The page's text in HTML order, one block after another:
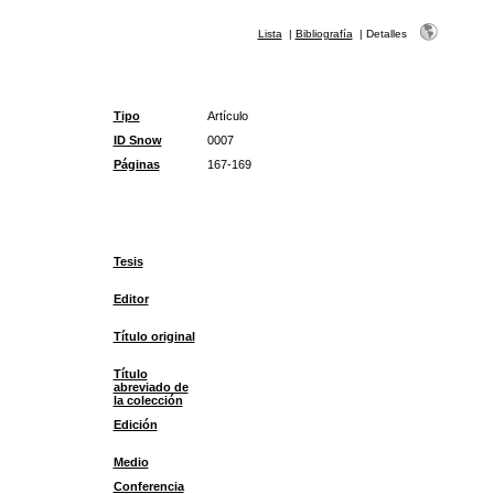
Lista | Bibliografía | Detalles
Tipo
Artículo
ID Snow
0007
Páginas
167-169
Tesis
Editor
Título original
Título
abreviado de
la colección
Edición
Medio
Conferencia